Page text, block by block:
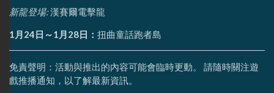
新龍登場:漢賽爾電擊龍
1月24日～1月28日： 扭曲童話跑者島
免責聲明：活動與推出的內容可能會臨時更動。 請隨時關注遊
戲推播通知，以了解最新資訊。